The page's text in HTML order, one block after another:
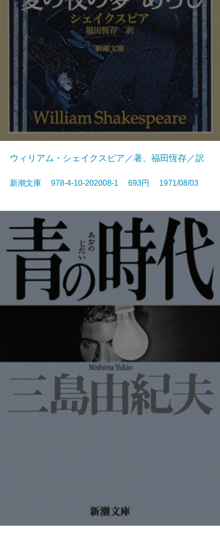
ウィリアム・シェイクスピア／著、福田恆存／訳
新潮文庫 978-4-10-202008-1 693円 1971/08/03